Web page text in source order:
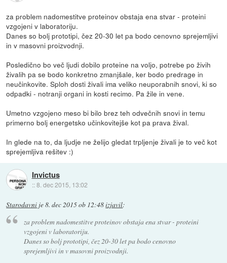
za problem nadomestitve proteinov obstaja ena stvar - proteini
vzgojeni v laboratoriju.
Danes so bolj prototipi, čez 20-30 let pa bodo cenovno sprejemljivi
in v masovni proizvodnji.
Posledično bo več ljudi dobilo proteine na voljo, potrebe po živih
živalih pa se bodo konkretno zmanjšale, ker bodo predrage in
neučinkovite. Sploh dosti živali ima veliko neuporabnih snovi, ki so
odpadki - notranji organi in kosti recimo. Pa žile in vene.
Umetno vzgojeno meso bi bilo brez teh odvečnih snovi in temu
primerno bolj energetsko učinkovitejše kot pa prava žival.
In glede na to, da ljudje ne želijo gledat trpljenje živali je to več kot
sprejemljiva rešitev :)
Invictus
::8. dec 2015, 13:02
Starodavni je8. dec 2015 ob 12:48izjavil:
za problem nadomestitve proteinov obstaja ena stvar - proteini
vzgojeni v laboratoriju.
Danes so bolj prototipi, čez 20-30 let pa bodo cenovno
sprejemljivi in v masovni proizvodnji.